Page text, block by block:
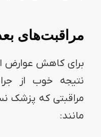
مراقبت‌های
برای کاهش عوارض
نتیجه خوب از
مراقبتی که پزشک
مانند: